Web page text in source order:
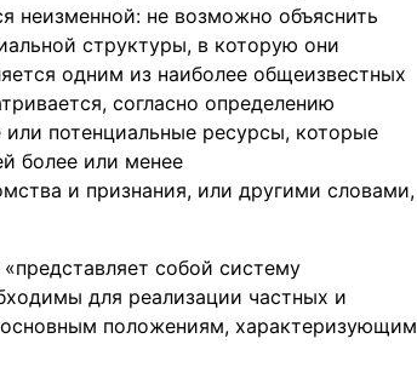
неизменной: не возможно объяснить
структуры, в которую они
одним из наиболее общеизвестных
согласно определению
потенциальные ресурсы, которые
более или менее
и признания, или другими словами,
собой систему
для реализации частных и
положениям, характеризующим